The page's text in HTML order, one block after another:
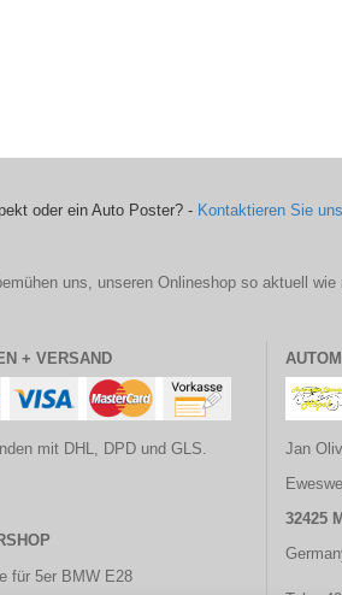
oder ein Auto Poster? - Kontaktieren Sie
uns, unseren Onlineshop so aktuell
+ VERSAND
mit DHL, DPD und GLS.
für 5er BMW E28
Jan
32425